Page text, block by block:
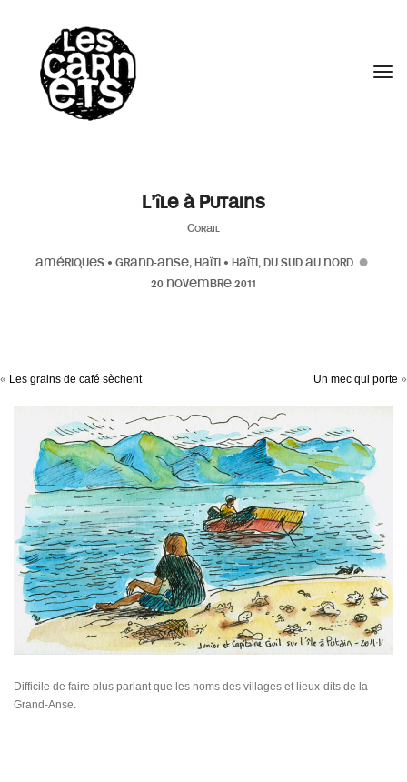
L’île à Putains
Corail
AMÉRIQUES • GRAND-ANSE, HAÏTI • HAÏTI, DU SUD AU NORD
20 NOVEMBRE 2011
« Les grains de café sèchent Un mec qui porte »
Difficile de faire plus parlant que les noms des villages et lieux-dits de la
Grand-Anse.